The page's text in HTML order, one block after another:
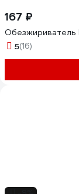
167 ₽
5(16)